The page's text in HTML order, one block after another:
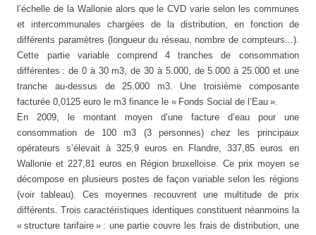
l’échelle de la Wallonie alors que le CVD varie selon les communes
et intercommunales chargées de la distribution, en fonction de
différents paramètres (longueur du réseau, nombre de compteurs...).
Cette partie variable comprend 4 tranches de consommation
différentes : de 0 à 30 m3, de 30 à 5.000, de 5.000 à 25.000 et une
tranche au-dessus de 25.000 m3. Une troisième composante
facturée 0,0125 euro le m3 finance le « Fonds Social de l’Eau ».
En 2009, le montant moyen d’une facture d’eau pour une
consommation de 100 m3 (3 personnes) chez les principaux
opérateurs s’élevait à 325,9 euros en Flandre, 337,85 euros en
Wallonie et 227,81 euros en Région bruxelloise. Ce prix moyen se
décompose en plusieurs postes de façon variable selon les régions
(voir tableau). Ces moyennes recouvrent une multitude de prix
différents. Trois caractéristiques identiques constituent néanmoins la
« structure tarifaire » : une partie couvre les frais de distribution, une